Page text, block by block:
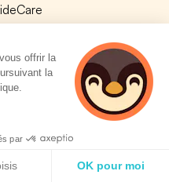
paie connectés
offrir la
la
par
OK pour moi
2 personnes
consultent
actuellement cette